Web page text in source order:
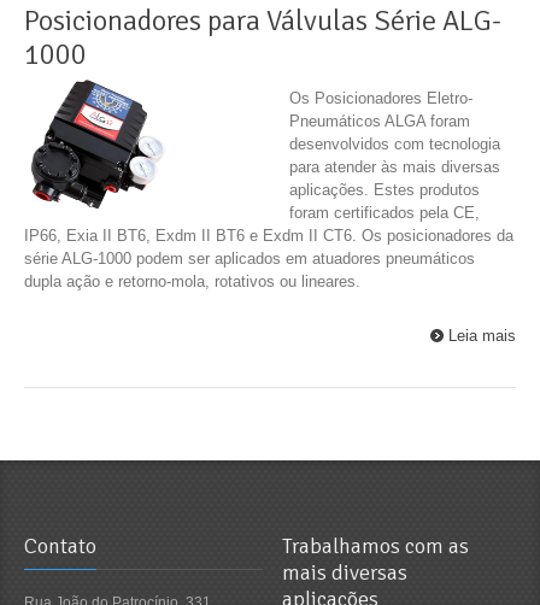
Posicionadores para Válvulas Série ALG-
1000
Os Posicionadores Eletro-
Pneumáticos ALGA foram
desenvolvidos com tecnologia
para atender às mais diversas
aplicações. Estes produtos
foram certificados pela CE,
IP66, Exia II BT6, Exdm II BT6 e Exdm II CT6. Os posicionadores da
série ALG-1000 podem ser aplicados em atuadores pneumáticos
dupla ação e retorno-mola, rotativos ou lineares.
Leia mais
Contato
Trabalhamos com as
mais diversas
aplicações